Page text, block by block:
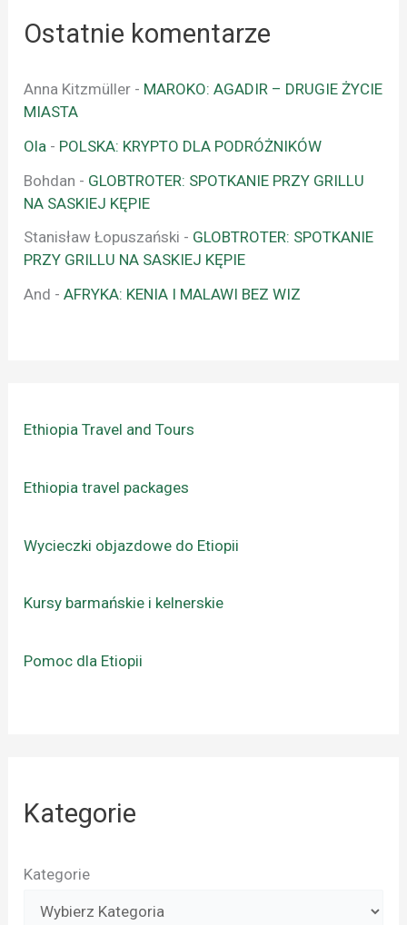
Ostatnie komentarze
Anna Kitzmüller - MAROKO: AGADIR – DRUGIE ŻYCIE
MIASTA
Ola - POLSKA: KRYPTO DLA PODRÓŻNIKÓW
Bohdan - GLOBTROTER: SPOTKANIE PRZY GRILLU
NA SASKIEJ KĘPIE
Stanisław Łopuszański - GLOBTROTER: SPOTKANIE
PRZY GRILLU NA SASKIEJ KĘPIE
And -AFRYKA: KENIA I MALAWI BEZ WIZ
Ethiopia Travel and Tours
Ethiopia travel packages
Wycieczki objazdowe do Etiopii
Kursy barmańskie i kelnerskie
Pomoc dla Etiopii
Kategorie
Kategorie